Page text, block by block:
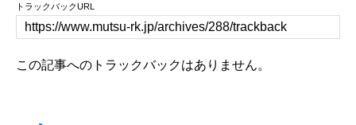
トラックバックURL
この記事へのトラックバックはありません。